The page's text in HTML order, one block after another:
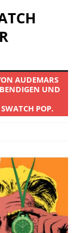
AUDEMARS
UND
POP.